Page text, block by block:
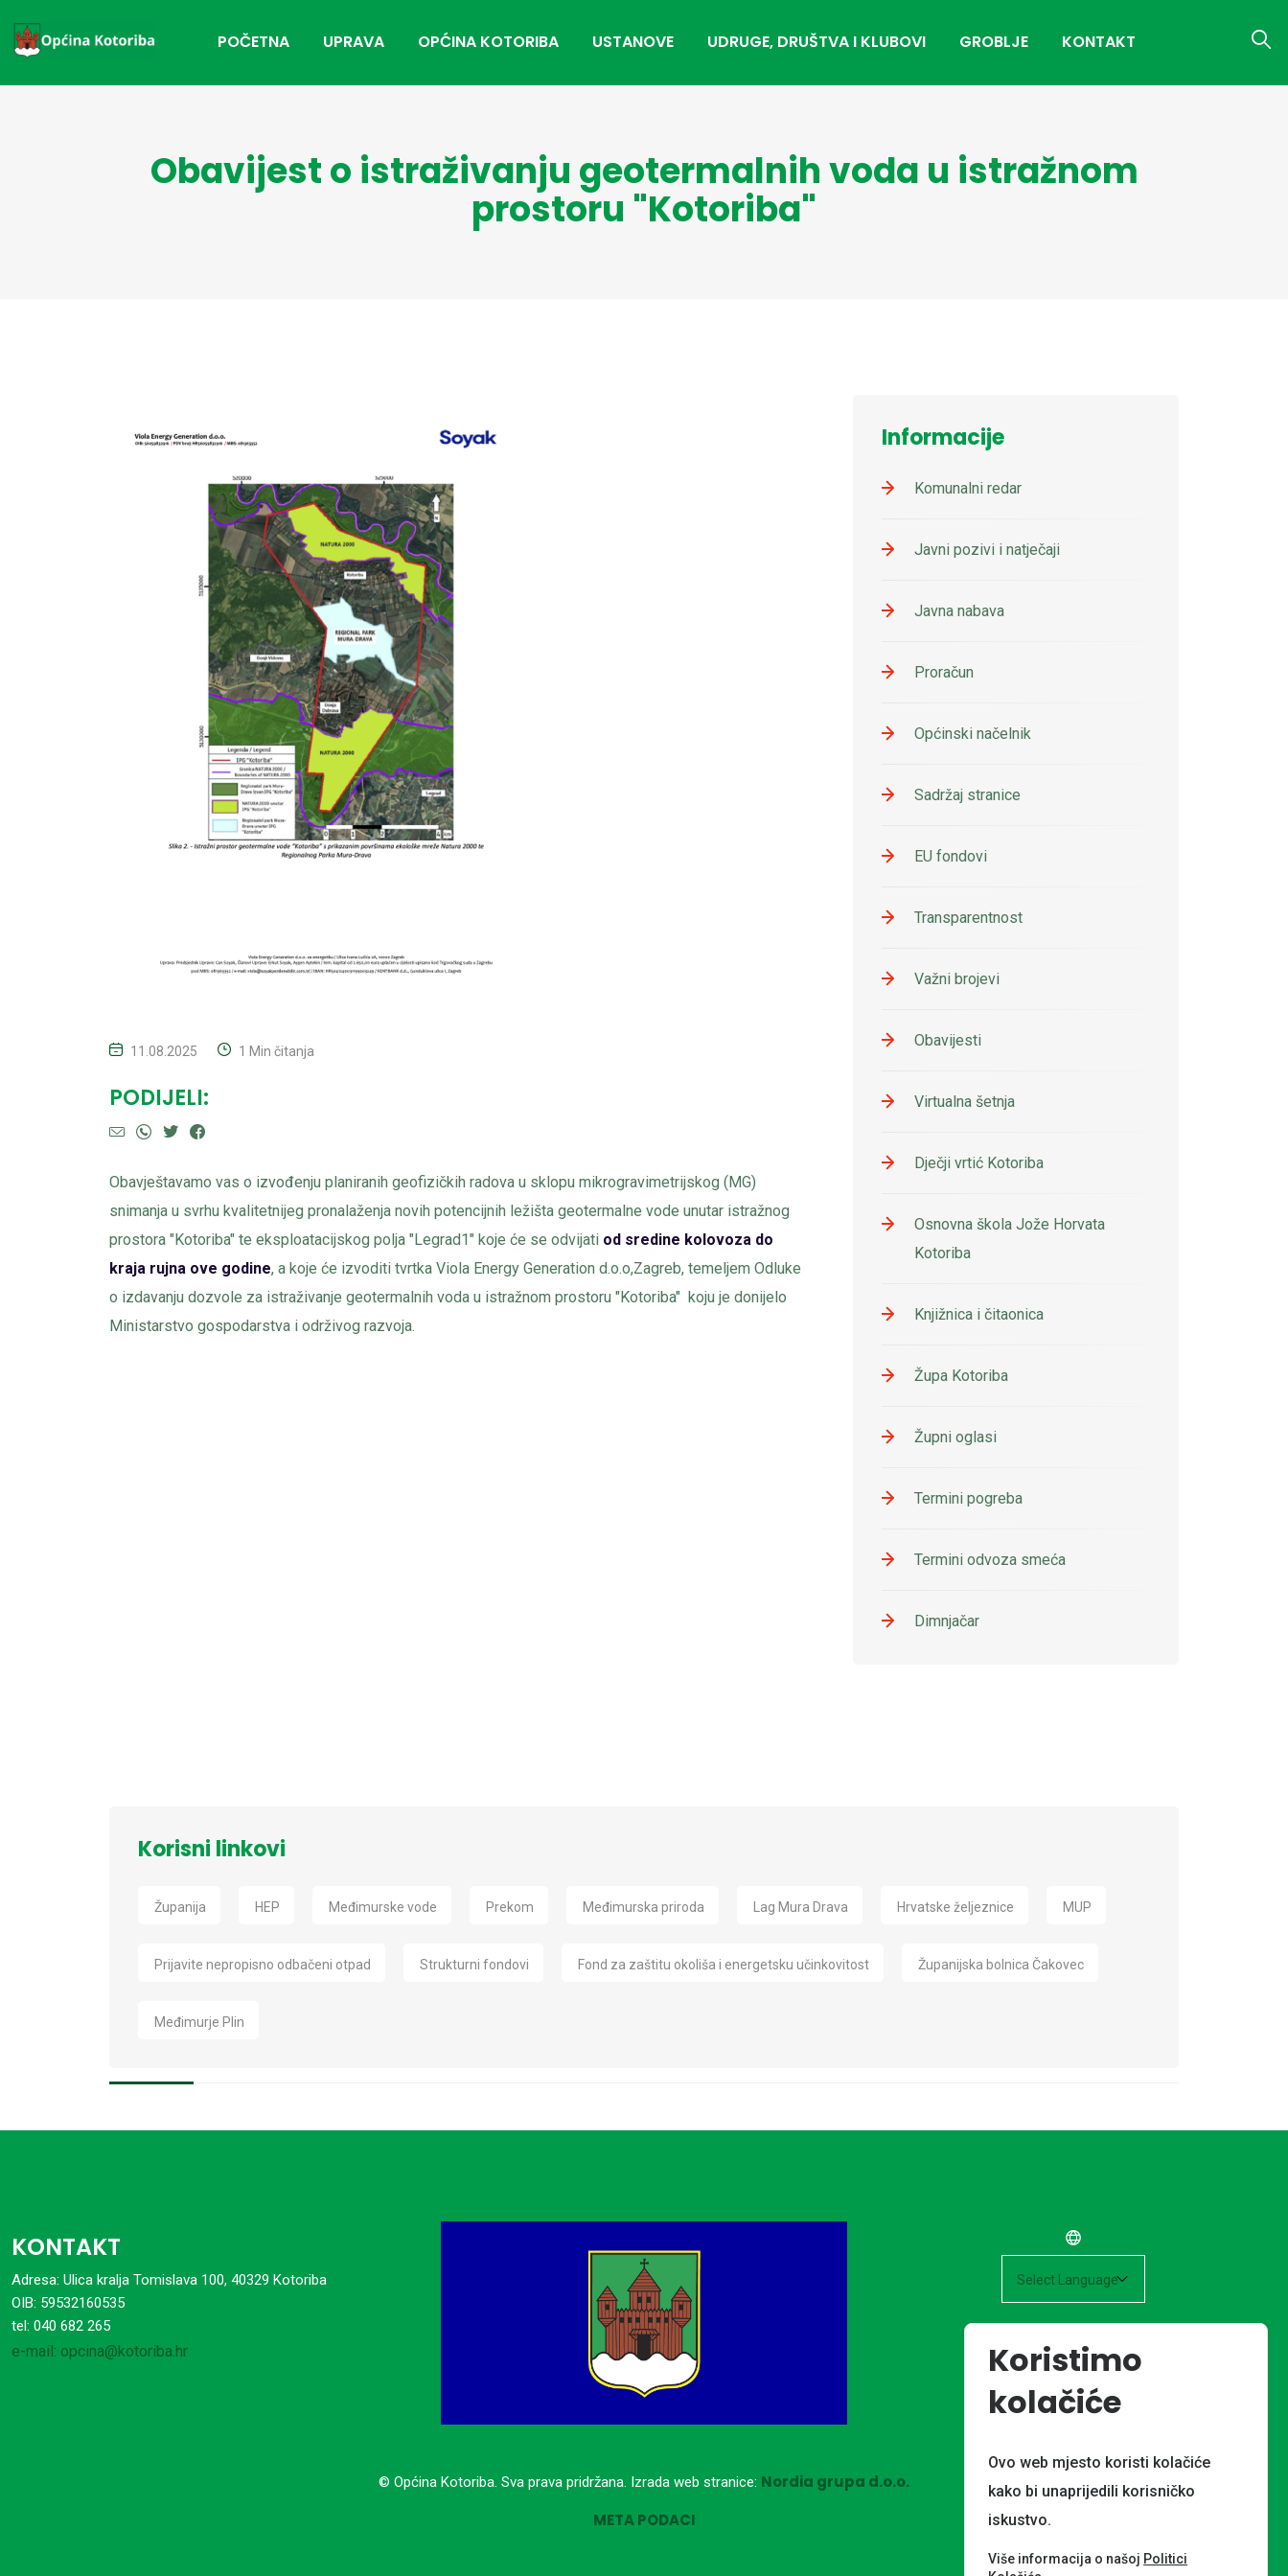
POČETNA UPRAVA OPĆINA KOTORIBA USTANOVE UDRUGE, DRUŠTVA I KLUBOVI GROBLJE KONTAKT
Obavijest o istraživanju geotermalnih voda u istražnom
prostoru "Kotoriba"
11.08.2025 1 Min čitanja
PODIJELI:
Obavještavamo vas o izvođenju planiranih geofizičkih radova u sklopu mikrogravimetrijskog (MG)
snimanja u svrhu kvalitetnijeg pronalaženja novih potencijnih ležišta geotermalne vode unutar istražnog
prostora "Kotoriba" te eksploatacijskog polja "Legrad1" koje će se odvijati od sredine kolovoza do
kraja rujna ove godine, a koje će izvoditi tvrtka Viola Energy Generation d.o.o,Zagreb, temeljem Odluke
o izdavanju dozvole za istraživanje geotermalnih voda u istražnom prostoru "Kotoriba" koju je donijelo
Ministarstvo gospodarstva i održivog razvoja.
Informacije
Komunalni redar
Javni pozivi i natječaji
Javna nabava
Proračun
Općinski načelnik
Sadržaj stranice
EU fondovi
Transparentnost
Važni brojevi
Obavijesti
Virtualna šetnja
Dječji vrtić Kotoriba
Osnovna škola Jože Horvata
Kotoriba
Knjižnica i čitaonica
Župa Kotoriba
Župni oglasi
Termini pogreba
Termini odvoza smeća
Dimnjačar
Korisni linkovi
Županija HEP Međimurske vode Prekom Međimurska priroda Lag Mura Drava Hrvatske željeznice MUP
Prijavite nepropisno odbačeni otpad Strukturni fondovi Fond za zaštitu okoliša i energetsku učinkovitost Županijska bolnica Čakovec
Međimurje Plin
KONTAKT
Adresa: Ulica kralja Tomislava 100, 40329 Kotoriba
OIB: 59532160535
tel: 040 682 265
e-mail: opcina@kotoriba.hr
© Općina Kotoriba. Sva prava pridržana. Izrada web stranice: Nordia grupa d.o.o.
META PODACI
Koristimo
kolačiće
Ovo web mjesto koristi kolačiće
kako bi unaprijedili korisničko
iskustvo.
Više informacija o našoj Politici